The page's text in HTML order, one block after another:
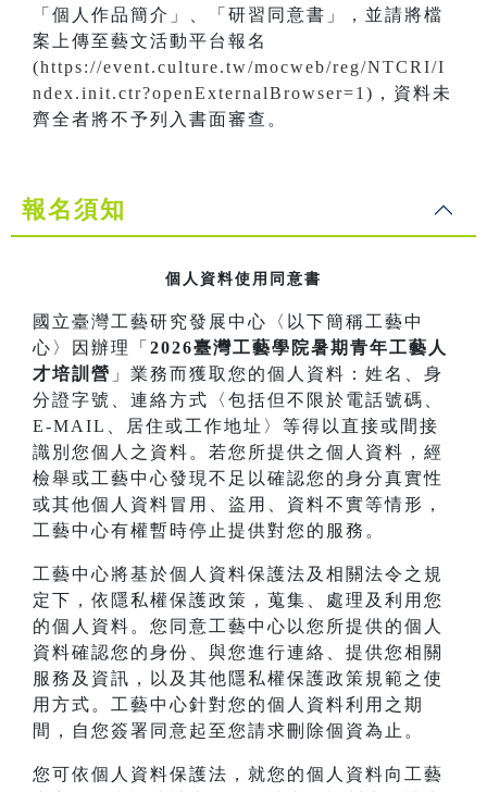
「個人作品簡介」、「研習同意書」，並請將檔
案上傳至藝文活動平台報名
(https://event.culture.tw/mocweb/reg/NTCRI/I
ndex.init.ctr?openExternalBrowser=1 )，資料未
齊全者將不予列入書面審查。
報名須知
個人資料使用同意書
國立臺灣工藝研究發展中心〈以下簡稱工藝中
心〉因辦理「 2026臺灣工藝學院暑期青年工藝人
才培訓營 」業務而獲取您的個人資料：姓名、身
分證字號、連絡方式〈包括但不限於電話號碼、
E-MAIL、居住或工作地址〉等得以直接或間接
識別您個人之資料。若您所提供之個人資料，經
檢舉或工藝中心發現不足以確認您的身分真實性
或其他個人資料冒用、盜用、資料不實等情形，
工藝中心有權暫時停止提供對您的服務。
工藝中心將基於個人資料保護法及相關法令之規
定下，依隱私權保護政策，蒐集、處理及利用您
的個人資料。您同意工藝中心以您所提供的個人
資料確認您的身份、與您進行連絡、提供您相關
服務及資訊，以及其他隱私權保護政策規範之使
用方式。工藝中心針對您的個人資料利用之期
間，自您簽署同意起至您請求刪除個資為止。
您可依個人資料保護法，就您的個人資料向工藝